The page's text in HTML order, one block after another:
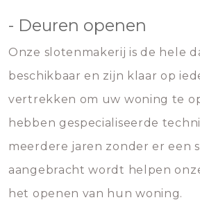
- Deuren openen
Onze slotenmakerij is de hele
beschikbaar en zijn klaar op
vertrekken om uw woning te
hebben gespecialiseerde
meerdere jaren zonder er een
aangebracht wordt helpen
het openen van hun woning.